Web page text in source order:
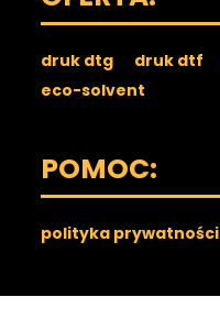
druk dtg druk dtf
eco-solvent
POMOC:
polityka prywatności